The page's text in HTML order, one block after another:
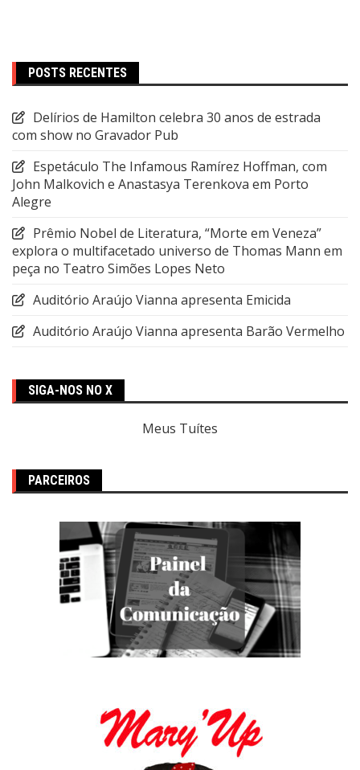
POSTS RECENTES
Delírios de Hamilton celebra 30 anos de estrada
com show no Gravador Pub
Espetáculo The Infamous Ramírez Hoffman, com
John Malkovich e Anastasya Terenkova em Porto
Alegre
Prêmio Nobel de Literatura, “Morte em Veneza”
explora o multifacetado universo de Thomas Mann em
peça no Teatro Simões Lopes Neto
Auditório Araújo Vianna apresenta Emicida
Auditório Araújo Vianna apresenta Barão Vermelho
SIGA-NOS NO X
Meus Tuítes
PARCEIROS